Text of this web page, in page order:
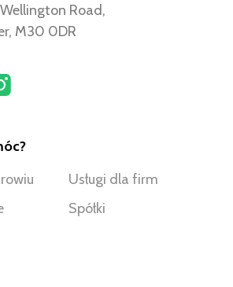
Road,
M30 0DR
Usługi dla firm
Spółki